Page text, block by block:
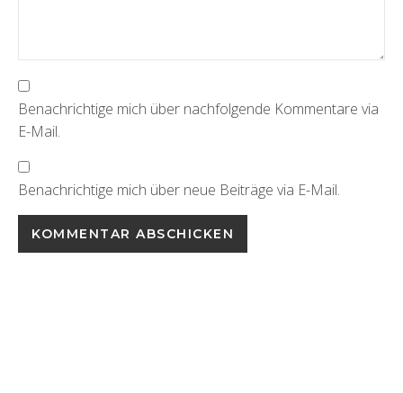
Benachrichtige mich über nachfolgende Kommentare via
E-Mail.
Benachrichtige mich über neue Beiträge via E-Mail.